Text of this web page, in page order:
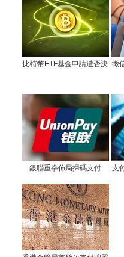
比特幣ETF基金申請遭否決 徵
銀聯重拳佈局掃碼支付 支